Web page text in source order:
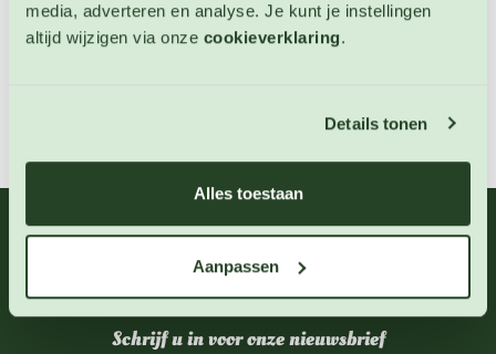
media, adverteren en analyse. Je kunt je instellingen
altijd wijzigen via onze cookieverklaring.
Details tonen
Alles toestaan
Aanpassen
Zaai instructies
06 - 46 63 38 39 (ma - vr 10-17 uur)
info@123zaden.nl
Schrijf u in voor onze nieuwsbrief